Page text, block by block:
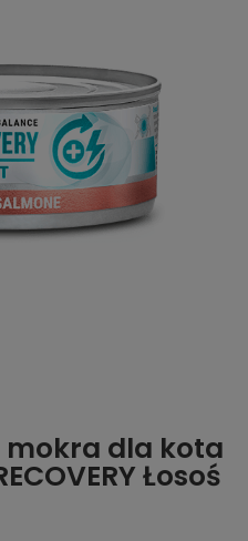
dla kota
Łosoś